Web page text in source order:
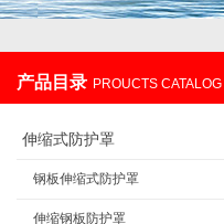
产品目录 PROUCTS CATALOG
伸缩式防护罩
钢板伸缩式防护罩
伸缩钢板防护罩